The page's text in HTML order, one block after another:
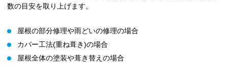
数の目安を取り上げます。
屋根の部分修理や雨どいの修理の場合
カバー工法(重ね葺き)の場合
屋根全体の塗装や葺き替えの場合